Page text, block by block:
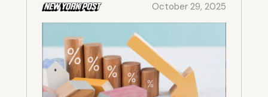
October 29, 2025